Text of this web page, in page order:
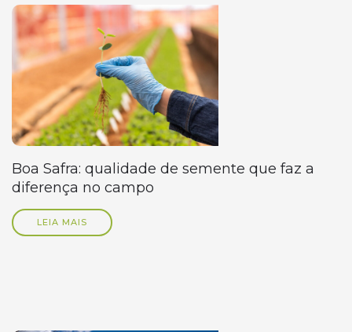
Boa Safra: qualidade de semente que faz a
diferença no campo
LEIA MAIS